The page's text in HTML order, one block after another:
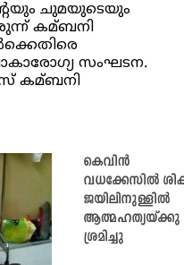
ചുമയുടെയും
കമ്ബനി
സംഘടന.
കമ്ബനി
കെവിന്‍
വധക്കേസില്‍
ജയിലിനുള്ളില്‍
ആത്മഹത്യയ്ക്കു
ശ്രമിച്ചു